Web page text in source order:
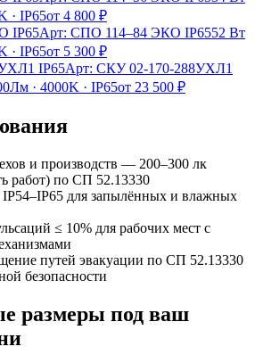
· IP65от 4 800 ₽
IP65Арт: СПО 114–84 ЭКО IP6552 Вт
· IP65от 5 300 ₽
IP65Арт: СКУ 02-170-288УХЛ1
· 4000K · IP65от 23 500 ₽
и производств — 200–300 лк
работ) по СП 52.13330
для запылённых и влажных
≤ 10% для рабочих мест с
путей эвакуации по СП 52.13330
безопасности
размеры под ваш